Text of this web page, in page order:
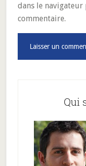
dans le
commentaire.
Qui